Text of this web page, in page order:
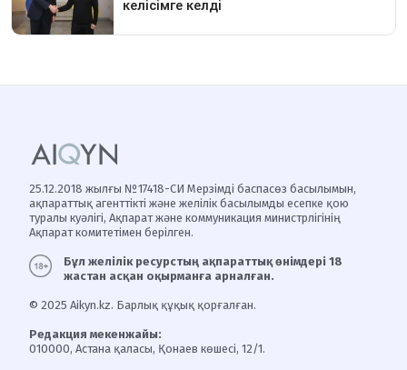
25.12.2018 жылғы №17418-СИ Мерзімді баспасөз басылымын,
ақпараттық агенттікті және желілік басылымды есепке қою
туралы куәлігі, Ақпарат және коммуникация министрлігінің
Ақпарат комитетімен берілген.
Бұл желілік ресурстың ақпараттық өнімдері 18
жастан асқан оқырманға арналған.
© 2025 Aikyn.kz. Барлық құқық қорғалған.
Редакция мекенжайы:
010000, Астана қаласы, Қонаев көшесі, 12/1.